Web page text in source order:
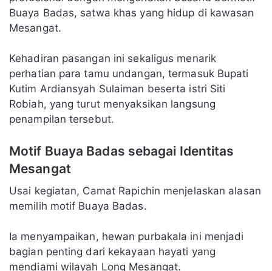
Buaya Badas, satwa khas yang hidup di kawasan
Mesangat.
Kehadiran pasangan ini sekaligus menarik
perhatian para tamu undangan, termasuk Bupati
Kutim Ardiansyah Sulaiman beserta istri Siti
Robiah, yang turut menyaksikan langsung
penampilan tersebut.
Motif Buaya Badas sebagai Identitas
Mesangat
Usai kegiatan, Camat Rapichin menjelaskan alasan
memilih motif Buaya Badas.
Ia menyampaikan, hewan purbakala ini menjadi
bagian penting dari kekayaan hayati yang
mendiami wilayah Long Mesangat.